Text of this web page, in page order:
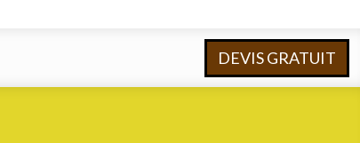
DEVIS GRATUIT